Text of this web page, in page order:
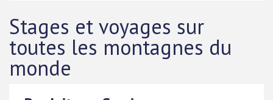
Stages et voyages sur
toutes les montagnes du
monde